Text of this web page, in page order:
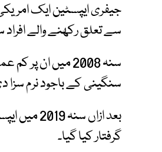
جیفری ایپسٹین ایک
سے تعلق رکھنے والے افراد
سنہ 2008 میں ان
سنگینی کے باجود نرم سزا
بعد ازاں
گرفتار کیا گیا۔